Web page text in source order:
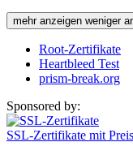
mehr anzeigen weniger
Root-Zertifikate
Heartbleed Test
prism-break.org
Sponsored by:
SSL-Zertifikate mit